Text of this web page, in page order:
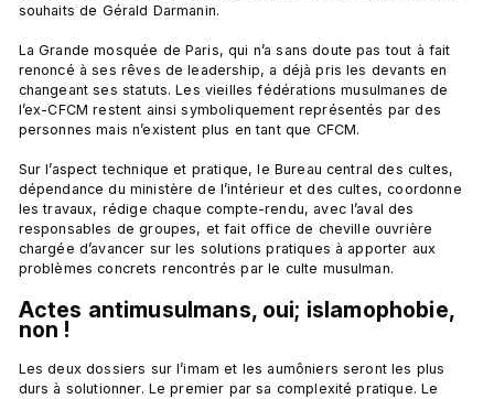
souhaits de Gérald Darmanin.
La Grande mosquée de Paris, qui n’a sans doute pas tout à fait
renoncé à ses rêves de leadership, a déjà pris les devants en
changeant ses statuts. Les vieilles fédérations musulmanes de
l’ex-CFCM restent ainsi symboliquement représentés par des
personnes mais n’existent plus en tant que CFCM.
Sur l’aspect technique et pratique, le Bureau central des cultes,
dépendance du ministère de l’intérieur et des cultes, coordonne
les travaux, rédige chaque compte-rendu, avec l’aval des
responsables de groupes, et fait office de cheville ouvrière
chargée d’avancer sur les solutions pratiques à apporter aux
Actes antimusulmans, oui; islamophobie,
non !
Les deux dossiers sur l’imam et les aumôniers seront les plus
durs à solutionner. Le premier par sa complexité pratique. Le